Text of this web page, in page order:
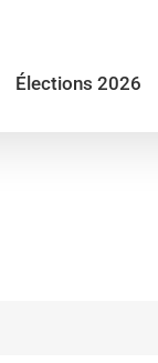
Élections 2026